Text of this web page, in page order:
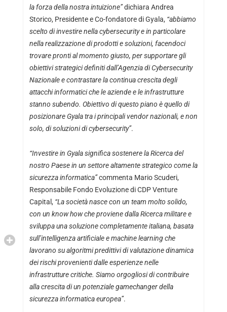
la forza della nostra intuizione”dichiara Andrea
Storico, Presidente e Co-fondatore di Gyala, “abbiamo
scelto di investire nella cybersecurity e in particolare
nella realizzazione di prodotti e soluzioni, facendoci
trovare pronti al momento giusto, per supportare gli
obiettivi strategici definiti dall’Agenzia di Cybersecurity
Nazionale e contrastare la continua crescita degli
attacchi informatici che le aziende e le infrastrutture
stanno subendo. Obiettivo di questo piano è quello di
posizionare Gyala tra i principali vendor nazionali, e non
solo, di soluzioni di cybersecurity”.
“Investire in Gyala significa sostenere la Ricerca del
nostro Paese in un settore altamente strategico come la
sicurezza informatica”commenta Mario Scuderi,
Responsabile Fondo Evoluzione di CDP Venture
Capital, “La società nasce con un team molto solido,
con un know how che proviene dalla Ricerca militare e
sviluppa una soluzione completamente italiana, basata
sull’intelligenza artificiale e machine learning che
lavorano su algoritmi predittivi di valutazione dinamica
dei rischi provenienti dalle esperienze nelle
infrastrutture critiche. Siamo orgogliosi di contribuire
alla crescita di un potenziale gamechanger della
sicurezza informatica europea”.